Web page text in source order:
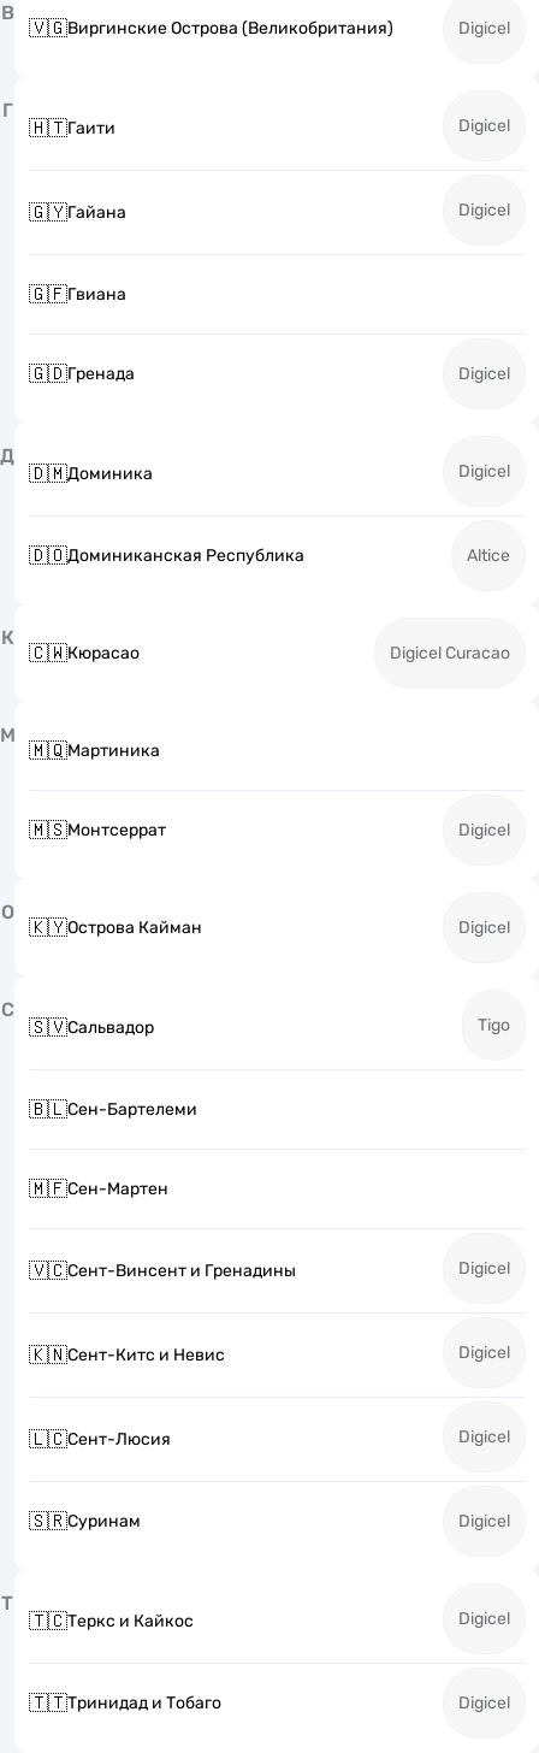
В
🇻🇬Виргинские Острова (Великобритания) Digicel
Г
🇭🇹Гаити Digicel
🇬🇾Гайана Digicel
🇬🇫Гвиана
🇬🇩Гренада Digicel
Д
🇩🇲Доминика Digicel
🇩🇴Доминиканская Республика Altice
К
🇨🇼Кюрасао Digicel Curacao
М
🇲🇶Мартиника
🇲🇸Монтсеррат Digicel
О
🇰🇾Острова Кайман Digicel
С
🇸🇻Сальвадор Tigo
🇧🇱Сен-Бартелеми
🇲🇫Сен-Мартен
🇻🇨Сент-Винсент и Гренадины Digicel
🇰🇳Сент-Китс и Невис Digicel
🇱🇨Сент-Люсия Digicel
🇸🇷Суринам Digicel
Т
🇹🇨Теркс и Кайкос Digicel
🇹🇹Тринидад и Тобаго Digicel